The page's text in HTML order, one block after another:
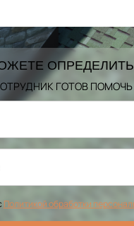
ГОТОВ
Политикой обработки